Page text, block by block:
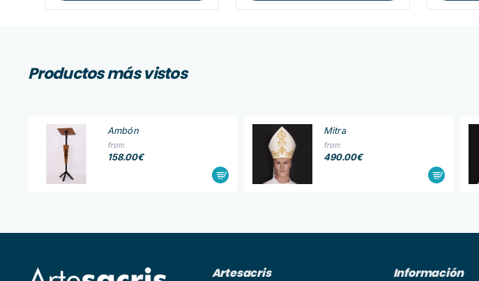
Productos más vistos
Ambón
from
158.00€
Mitra
from
490.00€
Artesacris Información